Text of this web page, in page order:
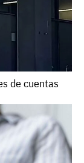
de cuentas